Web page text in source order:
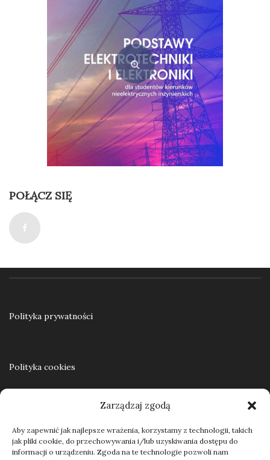
Zarządzaj zgodą
Aby zapewnić jak najlepsze wrażenia, korzystamy z technologii, takich
jak pliki cookie, do przechowywania i/lub uzyskiwania dostępu do
informacji o urządzeniu. Zgoda na te technologie pozwoli nam
Dodaj do koszyka
Podstawy elektrotechniki i elektroniki
Dodaj do koszyka
POŁĄCZ SIĘ
Polityka prywatności
Polityka cookies